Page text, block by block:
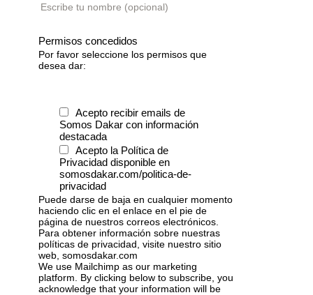
Escribe tu nombre (opcional)
Permisos concedidos
Por favor seleccione los permisos que
desea dar:
Acepto recibir emails de
Somos Dakar con información
destacada
Acepto la Política de
Privacidad disponible en
somosdakar.com/politica-de-
privacidad
Puede darse de baja en cualquier momento
haciendo clic en el enlace en el pie de
página de nuestros correos electrónicos.
Para obtener información sobre nuestras
políticas de privacidad, visite nuestro sitio
web, somosdakar.com
We use Mailchimp as our marketing
platform. By clicking below to subscribe, you
acknowledge that your information will be